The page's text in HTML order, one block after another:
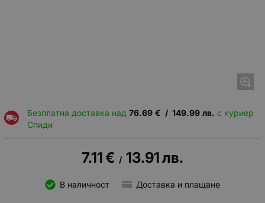
Безплатна доставка над 76.69 € / 149.99 лв. с куриер
Спиди
7.11€ / 13.91лв.
В наличност Доставка и плащане